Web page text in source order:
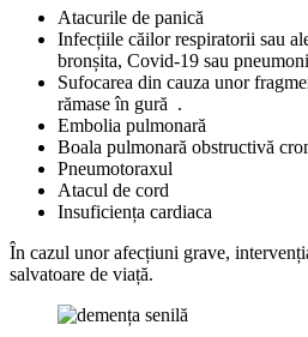
Atacurile de panică
Infecțiile căilor respiratorii sau
bronșita, Covid-19 sau
Sufocarea din cauza unor
rămase în gură .
Embolia pulmonară
Boala pulmonară obstructivă
Pneumotoraxul
Atacul de cord
Insuficiența cardiaca
În cazul unor afecțiuni grave,
salvatoare de viață.